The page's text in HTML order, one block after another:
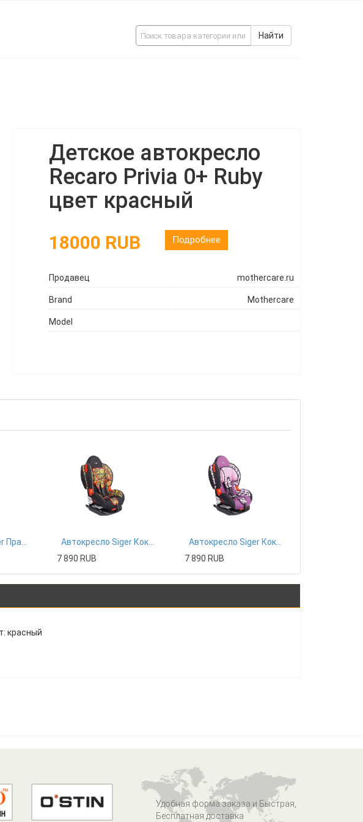
Найти
Детское автокресло
Recaro Privia 0+ Ruby
цвет красный
18000 RUB Подробнее
Продавец mothercare.ru
Brand Mothercare
Model
7 890 RUB
7 890 RUB
красный
Удобная форма заказа и Быстрая,
Бесплатная доставка